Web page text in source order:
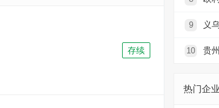
存续
9 义
10 贵
热门企业